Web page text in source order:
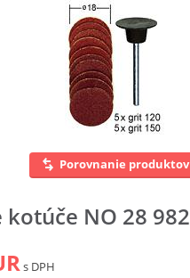
Porovnanie produktov
kotúče NO 28 982
s DPH